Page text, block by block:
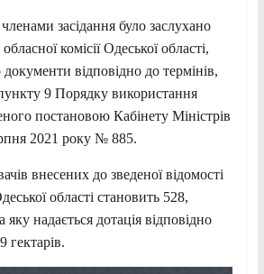
засідання було заслухано
комісії Одеської області,
відповідно до термінів,
9 Порядку використання
постановою Кабінету Міністрів
2021 року № 885.
внесених до зведеної відомості
області становить 528,
надається дотація відповідно
гектарів.